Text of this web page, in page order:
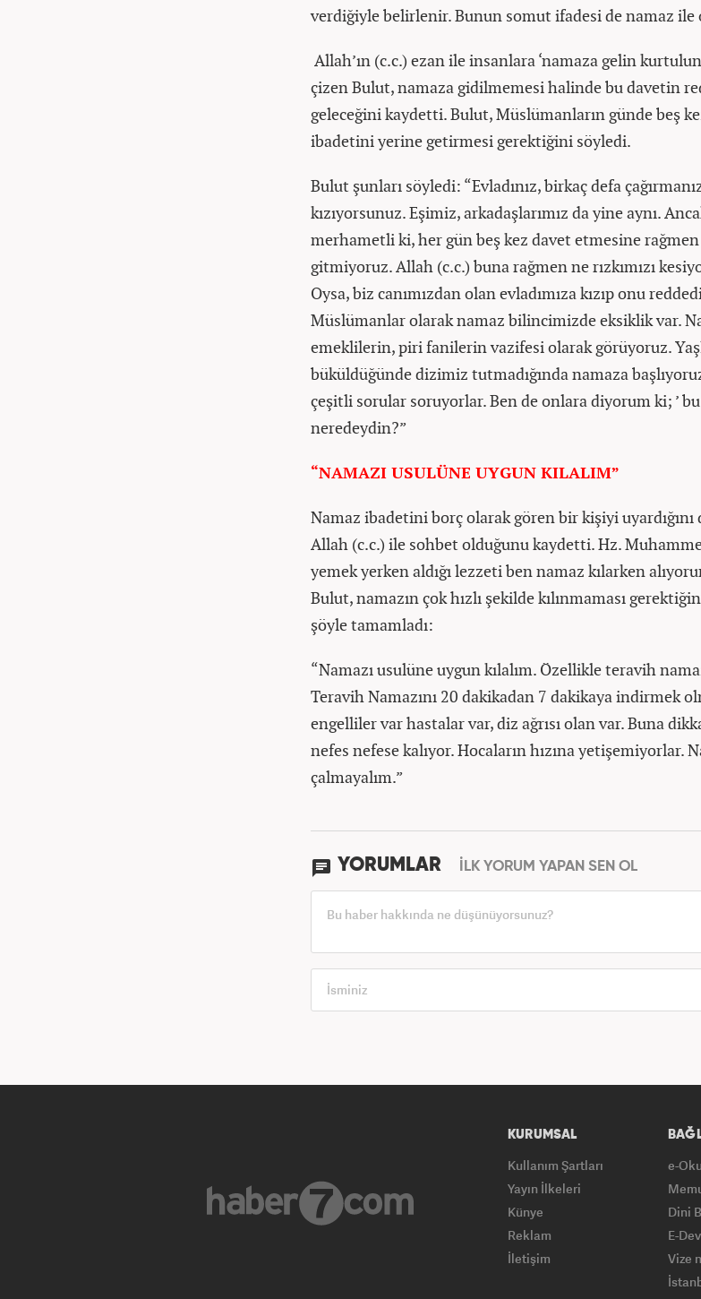
verdiğiyle belirlenir. Bunun somut ifadesi de namaz ile
Allah’ın (c.c.) ezan ile insanlara ‘namaza gelin
çizen Bulut, namaza gidilmemesi halinde bu davetin
geleceğini kaydetti. Bulut, Müslümanların günde beş
ibadetini yerine getirmesi gerektiğini söyledi.
Bulut şunları söyledi: “Evladınız, birkaç defa
kızıyorsunuz. Eşimiz, arkadaşlarımız da yine aynı.
merhametli ki, her gün beş kez davet etmesine
gitmiyoruz. Allah (c.c.) buna rağmen ne rızkımızı
Oysa, biz canımızdan olan evladımıza kızıp onu
Müslümanlar olarak namaz bilincimizde eksiklik var.
emeklilerin, piri fanilerin vazifesi olarak görüyoruz.
büküldüğünde dizimiz tutmadığında namaza
çeşitli sorular soruyorlar. Ben de onlara diyorum ki; ’
neredeydin?”
“NAMAZI USULÜNE UYGUN KILALIM”
Namaz ibadetini borç olarak gören bir kişiyi
Allah (c.c.) ile sohbet olduğunu kaydetti. Hz.
yemek yerken aldığı lezzeti ben namaz kılarken
Bulut, namazın çok hızlı şekilde kılınmaması
şöyle tamamladı:
“Namazı usulüne uygun kılalım. Özellikle teravih
Teravih Namazını 20 dakikadan 7 dakikaya indirmek
engelliler var hastalar var, diz ağrısı olan var. Buna
nefes nefese kalıyor. Hocaların hızına yetişemiyorlar.
çalmayalım.”
YORUMLAR İLK YORUM YAPAN SEN OL
KURUMSAL
Kullanım Şartları
Yayın İlkeleri
Künye
Reklam
İletişim
e-
Dini
E-
Vize